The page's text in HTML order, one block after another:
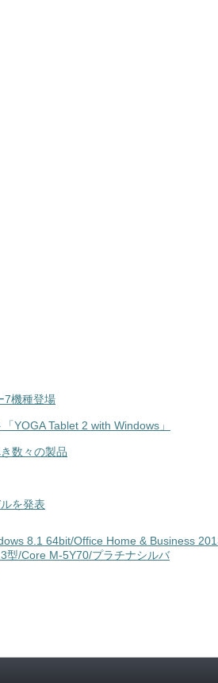
7機種登場
YOGA Tablet 2 with Windows」
数々の製品
を発表
8.1 64bit/Office Home & Business
型/Core M-5Y70/プラチナシルバ